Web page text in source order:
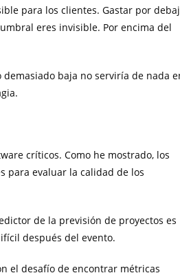
para los clientes. Gastar por
eres invisible. Por encima del
baja no serviría de nada
críticos. Como he mostrado, los
para evaluar la calidad de los
de la previsión de proyectos es
después del evento.
el desafío de encontrar métricas